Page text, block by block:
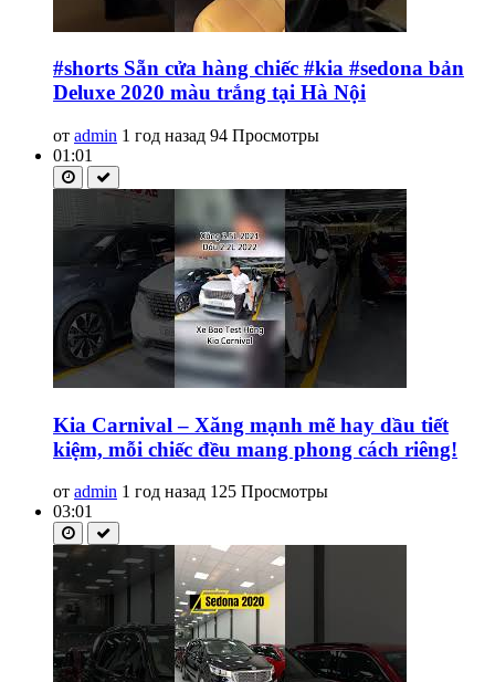
#shorts Sẵn cửa hàng chiếc #kia #sedona bản
Deluxe 2020 màu trắng tại Hà Nội
от admin 1 год назад 94 Просмотры
01:01
Kia Carnival – Xăng mạnh mẽ hay dầu tiết
kiệm, mỗi chiếc đều mang phong cách riêng!
от admin 1 год назад 125 Просмотры
03:01